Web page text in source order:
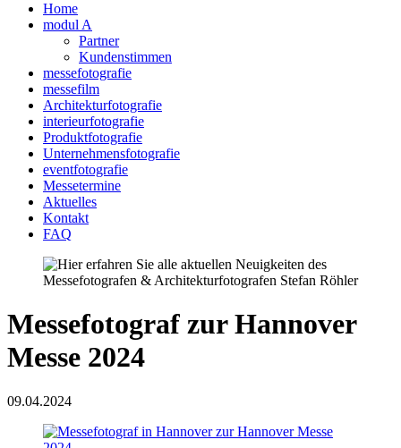
Home
modul A
Partner
Kundenstimmen
messefotografie
messefilm
Architekturfotografie
interieurfotografie
Produktfotografie
Unternehmensfotografie
eventfotografie
Messetermine
Aktuelles
Kontakt
FAQ
Messefotograf zur Hannover
Messe 2024
09.04.2024